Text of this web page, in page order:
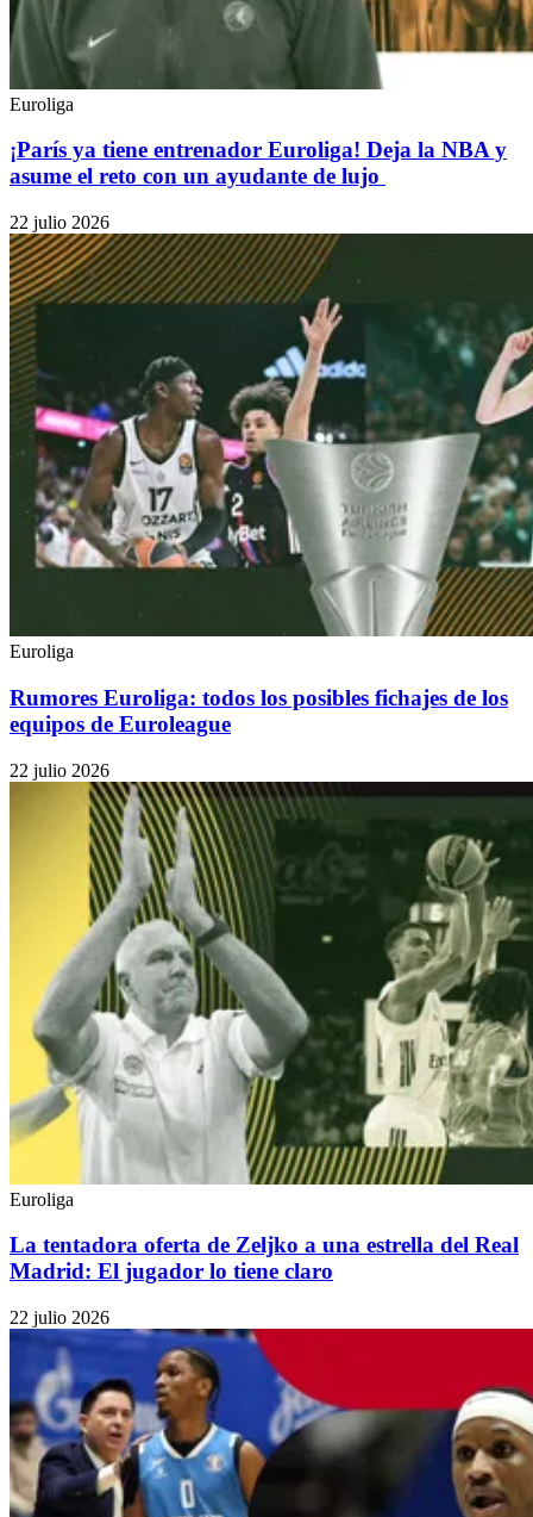
Euroliga
¡París ya tiene entrenador Euroliga! Deja la NBA y
asume el reto con un ayudante de lujo
22 julio 2026
Euroliga
Rumores Euroliga: todos los posibles fichajes de los
equipos de Euroleague
22 julio 2026
Euroliga
La tentadora oferta de Zeljko a una estrella del Real
Madrid: El jugador lo tiene claro
22 julio 2026